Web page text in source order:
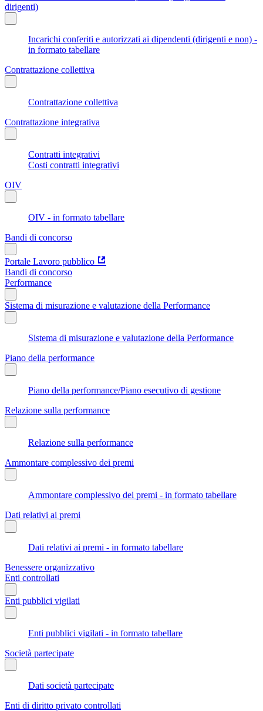
dirigenti)
Incarichi conferiti e autorizzati ai dipendenti (dirigenti e non) -
in formato tabellare
Contrattazione collettiva
Contrattazione collettiva
Contrattazione integrativa
Contratti integrativi
Costi contratti integrativi
OIV
OIV - in formato tabellare
Bandi di concorso
Portale Lavoro pubblico
Bandi di concorso
Performance
Sistema di misurazione e valutazione della Performance
Sistema di misurazione e valutazione della Performance
Piano della performance
Piano della performance/Piano esecutivo di gestione
Relazione sulla performance
Relazione sulla performance
Ammontare complessivo dei premi
Ammontare complessivo dei premi - in formato tabellare
Dati relativi ai premi
Dati relativi ai premi - in formato tabellare
Benessere organizzativo
Enti controllati
Enti pubblici vigilati
Enti pubblici vigilati - in formato tabellare
Società partecipate
Dati società partecipate
Enti di diritto privato controllati